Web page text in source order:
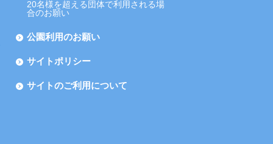
20名様を超える団体で利用される場
合のお願い
公園利用のお願い
サイトポリシー
サイトのご利用について